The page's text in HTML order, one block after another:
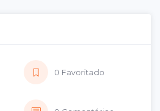
0 Favoritado